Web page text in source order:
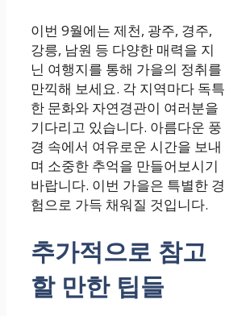
이번 9월에는 제천, 광주, 경주,
강릉, 남원 등 다양한 매력을 지
닌 여행지를 통해 가을의 정취를
만끽해 보세요. 각 지역마다 독특
한 문화와 자연경관이 여러분을
기다리고 있습니다. 아름다운 풍
경 속에서 여유로운 시간을 보내
며 소중한 추억을 만들어보시기
바랍니다. 이번 가을은 특별한 경
험으로 가득 채워질 것입니다.
추가적으로 참고
할 만한 팁들